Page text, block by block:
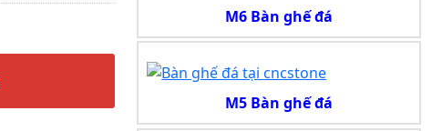
M6 Bàn ghế đá
M5 Bàn ghế đá